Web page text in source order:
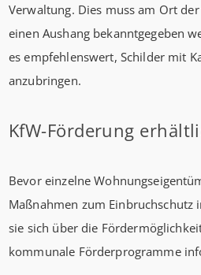
Verwaltung. Dies muss am Ort
einen Aushang bekanntgegeben
es empfehlenswert, Schilder mit
anzubringen.
KfW-Förderung
Bevor einzelne
Maßnahmen zum Einbruchschutz
sie sich über die
kommunale Förderprogramme